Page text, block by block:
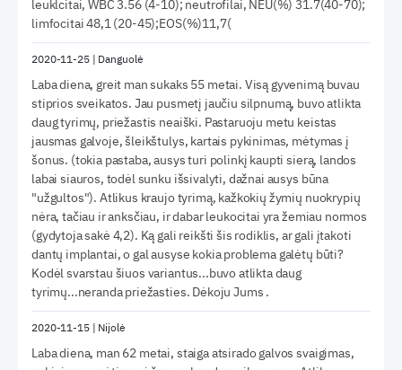
leuklcitai, WBC 3.56 (4-10); neutrofilai, NEU(%) 31.7(40-70);
limfocitai 48,1 (20-45);EOS(%)11,7(
2020-11-25| Danguolė
Laba diena, greit man sukaks 55 metai. Visą gyvenimą buvau
stiprios sveikatos. Jau pusmetį jaučiu silpnumą, buvo atlikta
daug tyrimų, priežastis neaiški. Pastaruoju metu keistas
jausmas galvoje, šleikštulys, kartais pykinimas, mėtymas į
šonus. (tokia pastaba, ausys turi polinkį kaupti sierą, landos
labai siauros, todėl sunku išsivalyti, dažnai ausys būna
"užgultos"). Atlikus kraujo tyrimą, kažkokių žymių nuokrypių
nėra, tačiau ir anksčiau, ir dabar leukocitai yra žemiau normos
(gydytoja sakė 4,2). Ką gali reikšti šis rodiklis, ar gali įtakoti
dantų implantai, o gal ausyse kokia problema galėtų būti?
Kodėl svarstau šiuos variantus...buvo atlikta daug
tyrimų...neranda priežasties. Dėkoju Jums .
2020-11-15| Nijolė
Laba diena, man 62 metai, staiga atsirado galvos svaigimas,